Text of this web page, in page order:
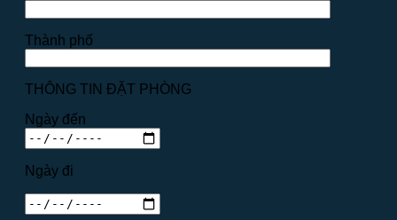
Thành phố
THÔNG TIN ĐẶT PHÒNG
Ngày đến
Ngày đi